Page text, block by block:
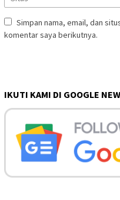
Simpan nama, email, dan
komentar saya berikutnya.
IKUTI KAMI DI GOOGLE